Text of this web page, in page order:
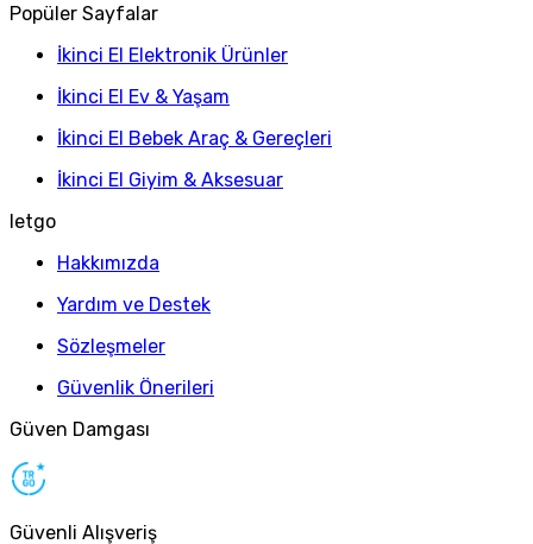
Popüler Sayfalar
İkinci El Elektronik Ürünler
İkinci El Ev & Yaşam
İkinci El Bebek Araç & Gereçleri
İkinci El Giyim & Aksesuar
letgo
Hakkımızda
Yardım ve Destek
Sözleşmeler
Güvenlik Önerileri
Güven Damgası
Güvenli Alışveriş